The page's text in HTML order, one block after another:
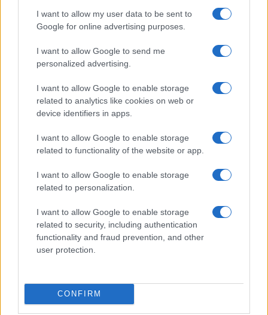
I want to allow my user data to be sent to
Google for online advertising purposes.
I want to allow Google to send me
personalized advertising.
I want to allow Google to enable storage
related to analytics like cookies on web or
device identifiers in apps.
I want to allow Google to enable storage
related to functionality of the website or app.
I want to allow Google to enable storage
related to personalization.
I want to allow Google to enable storage
related to security, including authentication
functionality and fraud prevention, and other
user protection.
CONFIRM
Continua a leggere
Scopri Noto: guida alla città barocca più elegante della
Sicilia